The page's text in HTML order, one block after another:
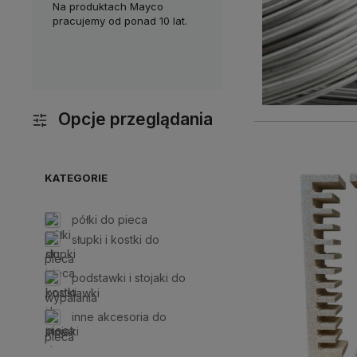
Na produktach Mayco
pracujemy od ponad 10 lat.
Chętnie dzielimy się wiedzą i
doświadczeniem z naszymi
Klientami. Masz pytania?
Skontaktuj się z nami!
Opcje przeglądania
KATEGORIE
półki do pieca
słupki i kostki do
pieca
podstawki i stojaki do
wypalania
inne akcesoria do
pieca